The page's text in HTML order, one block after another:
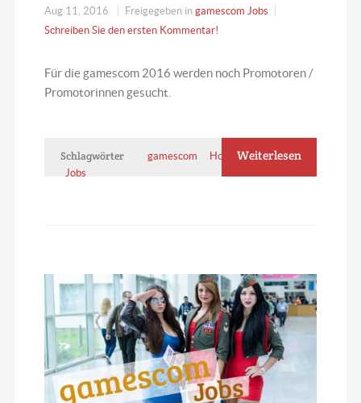
Aug 11, 2016 Freigegeben in gamescom Jobs
Schreiben Sie den ersten Kommentar!
Für die gamescom 2016 werden noch Promotoren /
Promotorinnen gesucht.
Schlagwörter gamescom Hostess
2016
Jobs
Weiterlesen